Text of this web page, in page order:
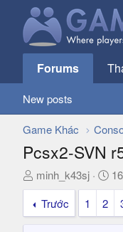
Forums
New posts
Game Khác
Pcsx2-SVN
T
h
e
minh_k43sj
N
g
y
Trước
1 2